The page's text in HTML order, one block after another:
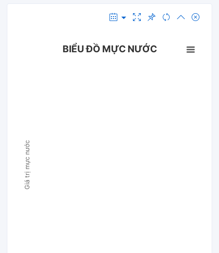
Giá trị mực nước
BIỂU ĐỒ MỰC NƯỚC